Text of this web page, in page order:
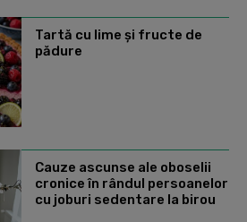
Tartă cu lime și fructe de
pădure
Cauze ascunse ale oboselii
cronice în rândul persoanelor
cu joburi sedentare la birou